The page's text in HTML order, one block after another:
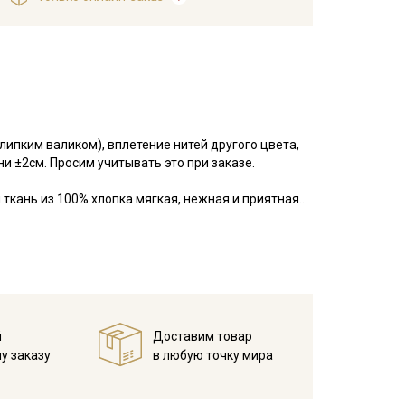
валиком), вплетение нитей другого цвета,
Просим учитывать это при заказе.
из 100% хлопка мягкая, нежная и приятная
волнистой жатости. Состоит из двух
температуре дальнейших стирок, не выше 40C
заказу
Доставим товар
в любую точку мира